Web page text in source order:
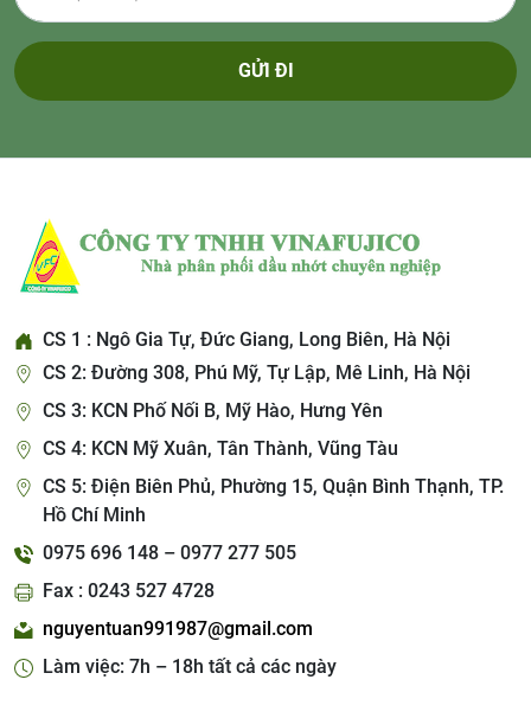
GỬI ĐI
CS 1 : Ngô Gia Tự, Đức Giang, Long Biên, Hà Nội
CS 2: Đường 308, Phú Mỹ, Tự Lập, Mê Linh, Hà Nội
CS 3: KCN Phố Nối B, Mỹ Hào, Hưng Yên
CS 4: KCN Mỹ Xuân, Tân Thành, Vũng Tàu
CS 5: Điện Biên Phủ, Phường 15, Quận Bình Thạnh, TP.
Hồ Chí Minh
0975 696 148 – 0977 277 505
Fax : 0243 527 4728
nguyentuan991987@gmail.com
Làm việc: 7h – 18h tất cả các ngày